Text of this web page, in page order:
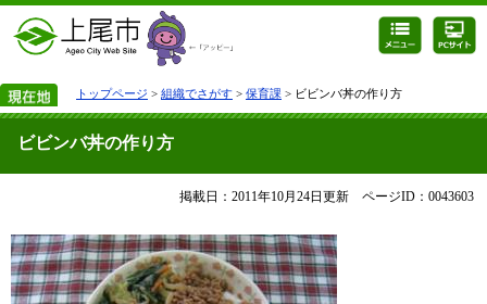
トップページ > 組織でさがす > 保育課 > ビビンバ丼の作り方
ビビンバ丼の作り方
掲載日：2011年10月24日更新 ページID：0043603